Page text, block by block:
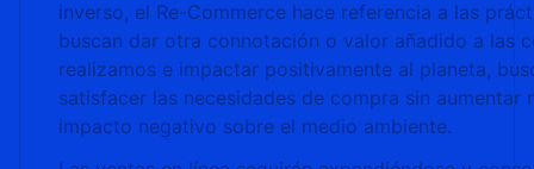
inverso, el Re-Commerce hace referencia a las
buscan dar otra connotación o valor añadido a las
realizamos e impactar positivamente al planeta,
satisfacer las necesidades de compra sin aumentar
impacto negativo sobre el medio ambiente.